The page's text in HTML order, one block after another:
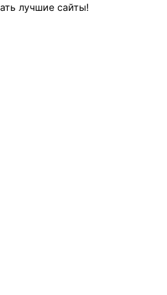
лучшие сайты!